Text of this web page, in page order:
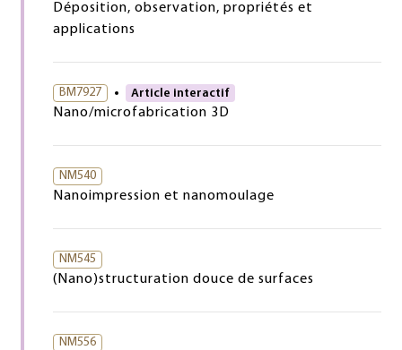
Déposition, observation, propriétés et
applications
BM7927 Article interactif
Nano/microfabrication 3D
NM540
Nanoimpression et nanomoulage
NM545
(Nano)structuration douce de surfaces
NM556